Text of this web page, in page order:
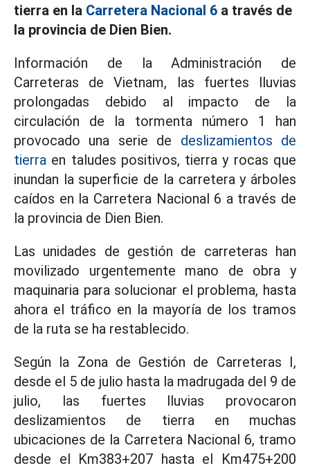
tierra en la Carretera Nacional 6 a través de
la provincia de Dien Bien.
Información de la Administración de
Carreteras de Vietnam, las fuertes lluvias
prolongadas debido al impacto de la
circulación de la tormenta número 1 han
provocado una serie de deslizamientos de
tierra en taludes positivos, tierra y rocas que
inundan la superficie de la carretera y árboles
caídos en la Carretera Nacional 6 a través de
la provincia de Dien Bien.
Las unidades de gestión de carreteras han
movilizado urgentemente mano de obra y
maquinaria para solucionar el problema, hasta
ahora el tráfico en la mayoría de los tramos
de la ruta se ha restablecido.
Según la Zona de Gestión de Carreteras I,
desde el 5 de julio hasta la madrugada del 9 de
julio, las fuertes lluvias provocaron
deslizamientos de tierra en muchas
ubicaciones de la Carretera Nacional 6, tramo
desde el Km383+207 hasta el Km475+200